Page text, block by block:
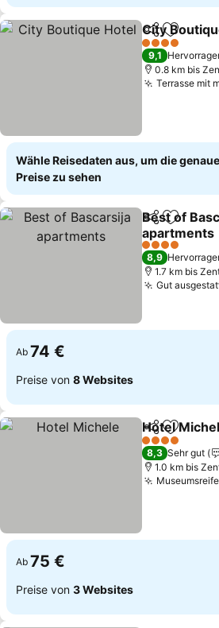
TeilenZu
City
4 Sterne
9,1
0.8 km bis
Terrasse mit
Wähle Reisedaten aus, um die
Preise zu sehen
TeilenZu
Best of
apartments
4 Sterne
8,9
1.7 km bis
Gut
Ab 74 €
Preise von 8 Websites
TeilenZu
Hotel
4 Sterne
8,3 Sehr gut
1.0 km bis
Ab 75 €
Preise von 3 Websites